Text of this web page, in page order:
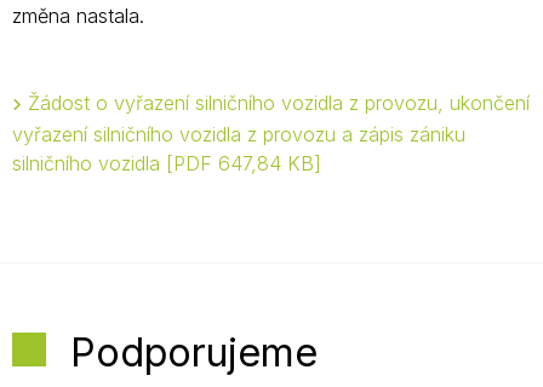
změna nastala.
Žádost o vyřazení silničního vozidla z provozu, ukončení
vyřazení silničního vozidla z provozu a zápis zániku
silničního vozidla
PDF 647,84 KB
Podporujeme